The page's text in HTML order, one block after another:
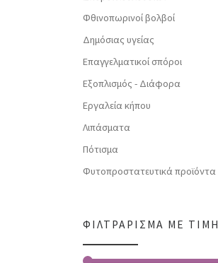
Φθινοπωρινοί βολβοί
Δημόσιας υγείας
Επαγγελματικοί σπόροι
Εξοπλισμός - Διάφορα
Εργαλεία κήπου
Λιπάσματα
Πότισμα
Φυτοπροστατευτικά προϊόντα
ΦΙΛΤΡΆΡΙΣΜΑ ΜΕ ΤΙΜΉ